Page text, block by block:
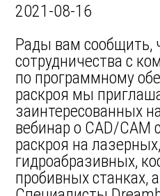
2021-08-16
Рады вам сообщить,
сотрудничества с
по программному
раскроя мы
заинтересованных
вебинар о CAD/CAM
раскроя на
гидроабразивных,
пробивных станках,